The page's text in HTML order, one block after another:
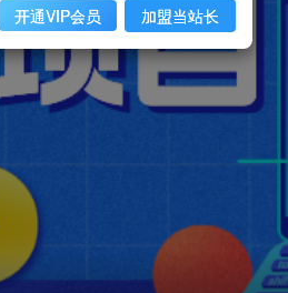
开通VIP会员 加盟当站长